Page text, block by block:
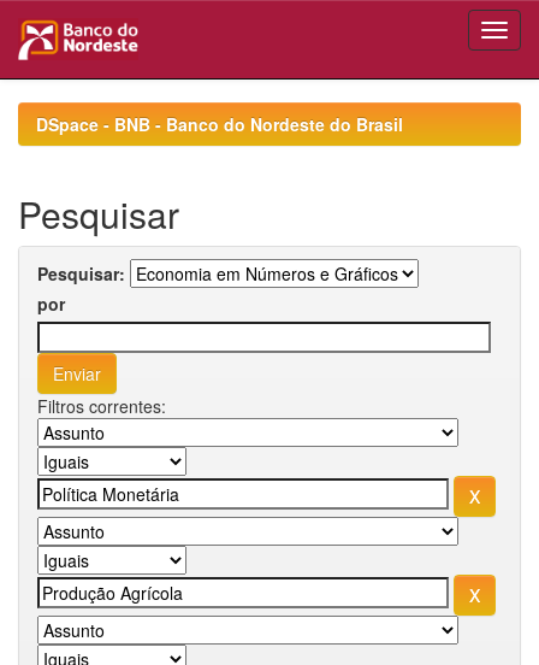
navigationDSpace - BNB - Banco do Nordeste do Brasil
Pesquisar
Pesquisar:
por
Filtros correntes: